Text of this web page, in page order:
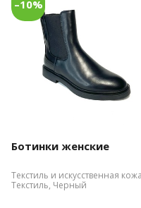
–10%
Ботинки женские
Текстиль и искусственная
Текстиль, Черный